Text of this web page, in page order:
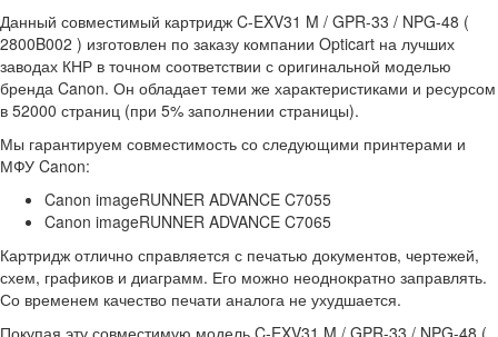
Данный совместимый картридж C-EXV31 M / GPR-33 / NPG-48 (
2800B002 ) изготовлен по заказу компании Opticart на лучших
заводах КНР в точном соответствии с оригинальной моделью
бренда Canon. Он обладает теми же характеристиками и ресурсом
в 52000 страниц (при 5% заполнении страницы).
Мы гарантируем совместимость со следующими принтерами и
МФУ Canon:
Canon imageRUNNER ADVANCE C7055
Canon imageRUNNER ADVANCE C7065
Картридж отлично справляется с печатью документов, чертежей,
схем, графиков и диаграмм. Его можно неоднократно заправлять.
Со временем качество печати аналога не ухудшается.
Покупая эту совместимую модель C-EXV31 M / GPR-33 / NPG-48 (